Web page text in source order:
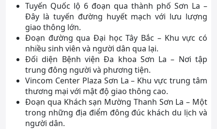
Tuyến Quốc lộ 6 đoạn qua thành phố Sơn La –
Đây là tuyến đường huyết mạch với lưu lượng
giao thông lớn.
Đoạn đường qua Đại học Tây Bắc – Khu vực có
nhiều sinh viên và người dân qua lại.
Đối diện Bệnh viện Đa khoa Sơn La – Nơi tập
trung đông người và phương tiện.
Vincom Center Plaza Sơn La – Khu vực trung tâm
thương mại với mật độ giao thông cao.
Đoạn qua Khách sạn Mường Thanh Sơn La – Một
trong những địa điểm đông đúc khách du lịch và
người dân.